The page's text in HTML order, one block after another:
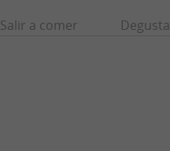
Salir a comer